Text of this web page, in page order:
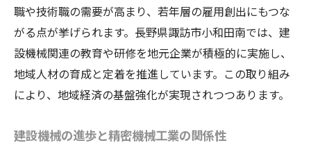
建設機械の新潮流が地域産業に与える波及
効果
地域企業と建設機械業界の未来展望に迫る
建設機械と地域資源が融合した新しい価値
創出
職や技術職の需要が高まり、若年層の雇用創出にもつな
がる点が挙げられます。長野県諏訪市小和田南では、建
設機械関連の教育や研修を地元企業が積極的に実施し、
地域人材の育成と定着を推進しています。この取り組み
により、地域経済の基盤強化が実現されつつあります。
建設機械の進歩と精密機械工業の関係性